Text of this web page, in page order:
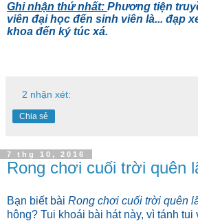
Ghi nhận thứ nhất: Phương tiện
viên đại học đến sinh viên là... đạp
khoa đến ký túc xá.
2 nhận xét:
Chia sẻ
7 thg 10, 2016
Rong chơi cuối trời quên
Bạn biết bài Rong chơi cuối trời quên
hông? Tui khoái bài hát này, vì tánh